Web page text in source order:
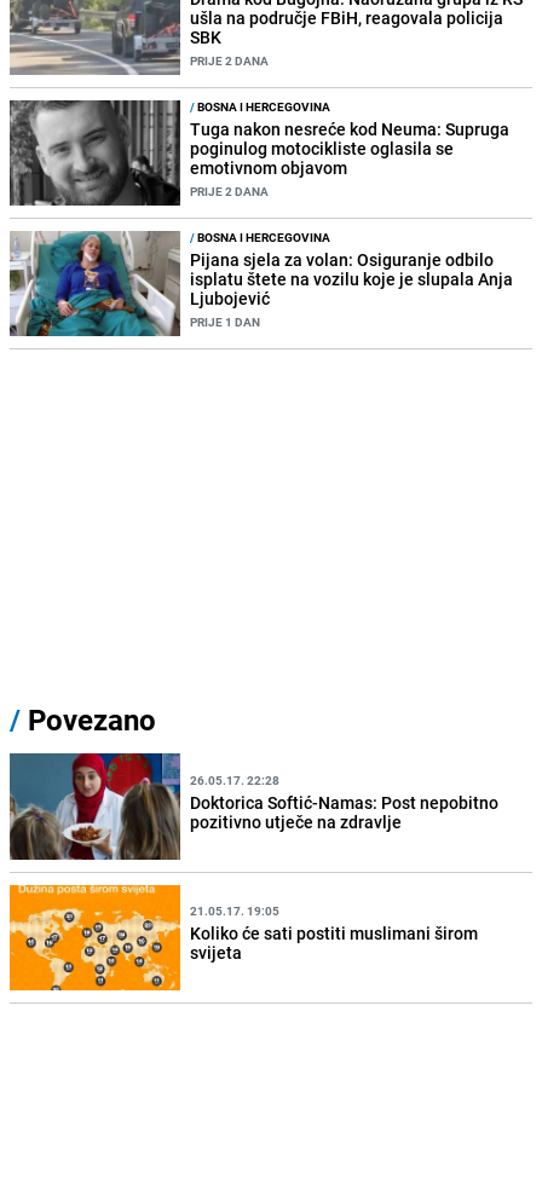
ušla na područje FBiH, reagovala policija
SBK
PRIJE 2 DANA
/BOSNA I HERCEGOVINA
Tuga nakon nesreće kod Neuma: Supruga
poginulog motocikliste oglasila se
emotivnom objavom
PRIJE 2 DANA
/BOSNA I HERCEGOVINA
Pijana sjela za volan: Osiguranje odbilo
isplatu štete na vozilu koje je slupala Anja
Ljubojević
PRIJE 1 DAN
/ Povezano
26.05.17. 22:28
Doktorica Softić-Namas: Post nepobitno
pozitivno utječe na zdravlje
21.05.17. 19:05
Koliko će sati postiti muslimani širom
svijeta